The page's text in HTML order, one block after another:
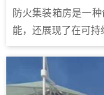
防火集装箱房是一
能，还展现了在可持